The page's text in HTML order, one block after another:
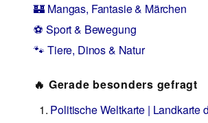
🏰 Mangas, Fantasie & Märchen
⚽ Sport & Bewegung
🐾 Tiere, Dinos & Natur
🔥 Gerade besonders gefragt
Politische Weltkarte | Landkarte